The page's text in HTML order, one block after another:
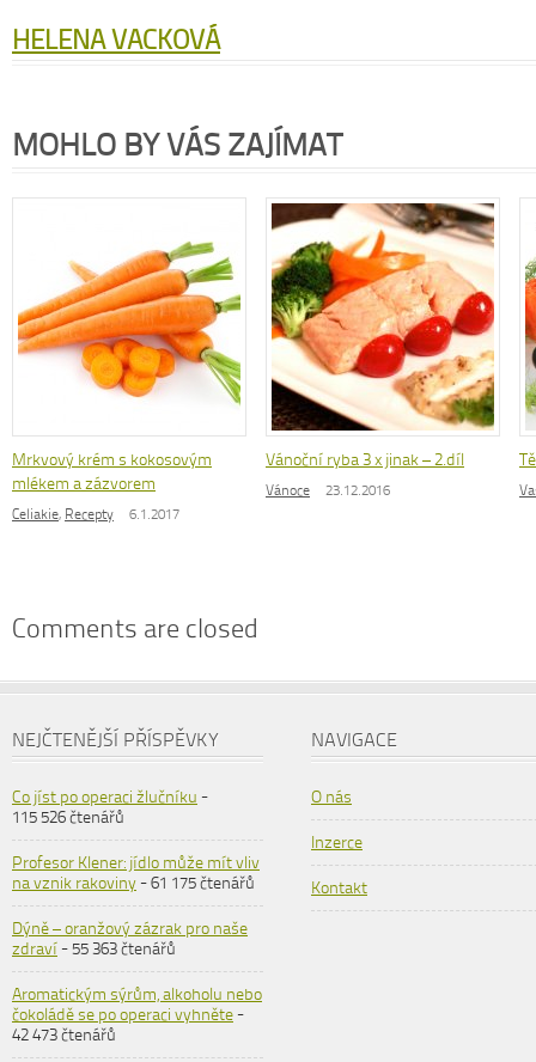
HELENA VACKOVÁ
MOHLO BY VÁS ZAJÍMAT
Mrkvový krém s kokosovým
mlékem a zázvorem
Celiakie, Recepty 6.1.2017
Vánoční ryba 3 x jinak – 2.díl
Vánoce 23.12.2016
Comments are closed
NEJČTENĚJŠÍ PŘÍSPĚVKY
Co jíst po operaci žlučníku -
115 526 čtenářů
Profesor Klener: jídlo může mít vliv
na vznik rakoviny- 61 175 čtenářů
Dýně – oranžový zázrak pro naše
zdraví- 55 363 čtenářů
Aromatickým sýrům, alkoholu nebo
čokoládě se po operaci vyhněte-
42 473 čtenářů
NAVIGACE
O nás
Inzerce
Kontakt